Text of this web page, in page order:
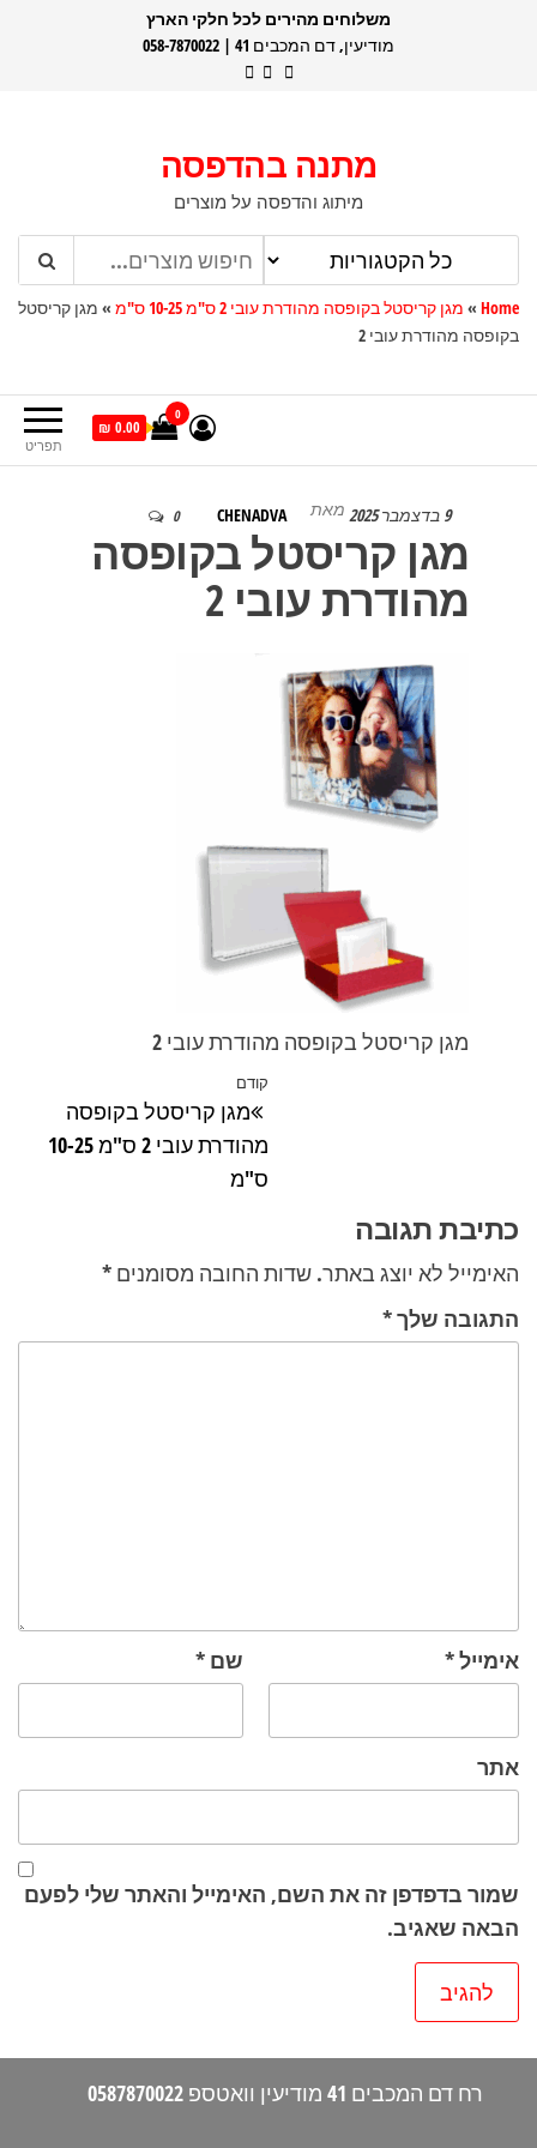
משלוחים מהירים לכל חלקי הארץ
מודיעין, דם המכבים 41 | 058-7870022
מתנה בהדפסה
מיתוג והדפסה על מוצרים
Home
» מגן קריסטל בקופסה מהודרת עובי 2 ס"מ 10-25 ס"מ » מגן קריסטל
בקופסה מהודרת עובי 2
תפריט
0
0.00 ₪
9 בדצמבר 2025 מאת CHENADVA
0
מגן קריסטל בקופסה
מהודרת עובי 2
מגן קריסטל בקופסה מהודרת עובי 2
הפוסט
הקודם
קודם
מגן קריסטל בקופסה
מהודרת עובי 2 ס"מ 10-25
ס"מ
כתיבת תגובה
האימייל לא יוצג באתר. שדות החובה מסומנים *
התגובה שלך*
שם * אימייל*
אתר
שמור בדפדפן זה את השם, האימייל והאתר שלי לפעם
הבאה שאגיב.
רח דם המכבים 41 מודיעין וואטספ 0587870022